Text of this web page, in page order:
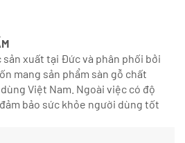
sản xuất tại Đức và phân phối bởi
mang sản phẩm sàn gỗ chất
Việt Nam. Ngoài việc có độ
bảo sức khỏe người dùng tốt